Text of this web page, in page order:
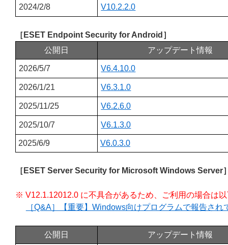
2024/2/8 V10.2.2.0
［ESET Endpoint Security for Android］
公開日
アップデート情報
2026/5/7 V6.4.10.0
2026/1/21 V6.3.1.0
2025/11/25 V6.2.6.0
2025/10/7 V6.1.3.0
2025/6/9 V6.0.3.0
［ESET Server Security for Microsoft Windows Server
※ V12.1.12012.0 に不具合があるため、ご利用の場合は
［Q&A］【重要】Windows向けプログラムで報告さ
公開日 アップデート情報